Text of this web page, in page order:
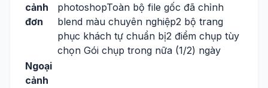
cảnh
đơn
photoshopToàn bộ file gốc đã chỉnh
blend màu chuyên nghiệp2 bộ trang
phục khách tự chuẩn bị2 điểm chụp tùy
chọn Gói chụp trong nữa (1/2) ngày
Ngoại
cảnh